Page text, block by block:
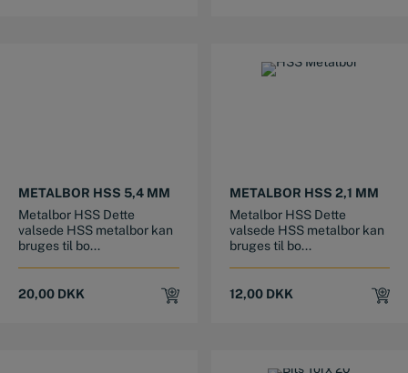
METALBOR HSS 5,4 MM
Metalbor HSS Dette
valsede HSS metalbor kan
bruges til bo...
20,00 DKK
METALBOR HSS 2,1 MM
Metalbor HSS Dette
valsede HSS metalbor kan
bruges til bo...
12,00 DKK